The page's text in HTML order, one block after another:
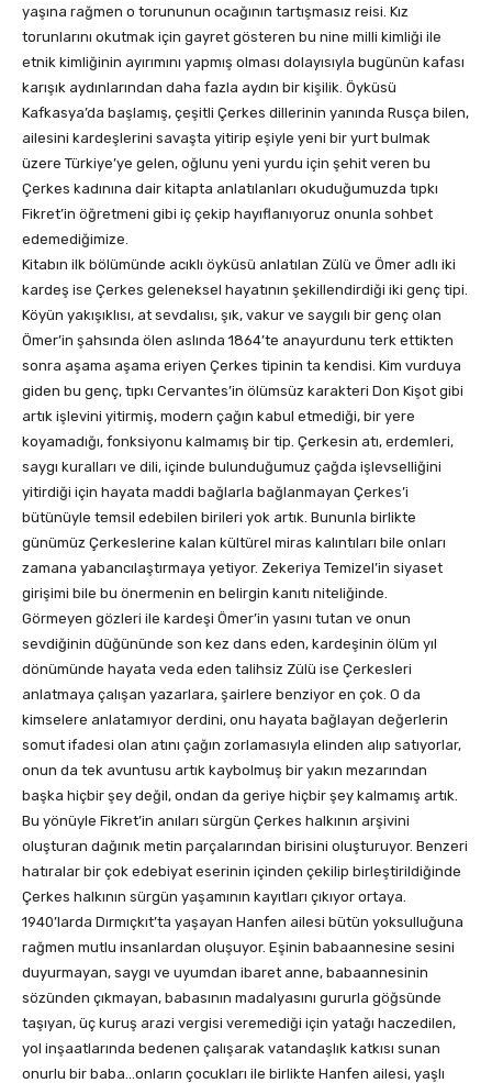
yaşına rağmen o torununun ocağının tartışmasız reisi. Kız
torunlarını okutmak için gayret gösteren bu nine milli kimliği ile
etnik kimliğinin ayırımını yapmış olması dolayısıyla bugünün kafası
karışık aydınlarından daha fazla aydın bir kişilik. Öyküsü
Kafkasya’da başlamış, çeşitli Çerkes dillerinin yanında Rusça bilen,
ailesini kardeşlerini savaşta yitirip eşiyle yeni bir yurt bulmak
üzere Türkiye’ye gelen, oğlunu yeni yurdu için şehit veren bu
Çerkes kadınına dair kitapta anlatılanları okuduğumuzda tıpkı
Fikret’in öğretmeni gibi iç çekip hayıflanıyoruz onunla sohbet
edemediğimize.
Kitabın ilk bölümünde acıklı öyküsü anlatılan Zülü ve Ömer adlı iki
kardeş ise Çerkes geleneksel hayatının şekillendirdiği iki genç tipi.
Köyün yakışıklısı, at sevdalısı, şık, vakur ve saygılı bir genç olan
Ömer’in şahsında ölen aslında 1864’te anayurdunu terk ettikten
sonra aşama aşama eriyen Çerkes tipinin ta kendisi. Kim vurduya
giden bu genç, tıpkı Cervantes’in ölümsüz karakteri Don Kişot gibi
artık işlevini yitirmiş, modern çağın kabul etmediği, bir yere
koyamadığı, fonksiyonu kalmamış bir tip. Çerkesin atı, erdemleri,
saygı kuralları ve dili, içinde bulunduğumuz çağda işlevselliğini
yitirdiği için hayata maddi bağlarla bağlanmayan Çerkes’i
bütünüyle temsil edebilen birileri yok artık. Bununla birlikte
günümüz Çerkeslerine kalan kültürel miras kalıntıları bile onları
zamana yabancılaştırmaya yetiyor. Zekeriya Temizel’in siyaset
girişimi bile bu önermenin en belirgin kanıtı niteliğinde.
Görmeyen gözleri ile kardeşi Ömer’in yasını tutan ve onun
sevdiğinin düğününde son kez dans eden, kardeşinin ölüm yıl
dönümünde hayata veda eden talihsiz Zülü ise Çerkesleri
anlatmaya çalışan yazarlara, şairlere benziyor en çok. O da
kimselere anlatamıyor derdini, onu hayata bağlayan değerlerin
somut ifadesi olan atını çağın zorlamasıyla elinden alıp satıyorlar,
onun da tek avuntusu artık kaybolmuş bir yakın mezarından
başka hiçbir şey değil, ondan da geriye hiçbir şey kalmamış artık.
Bu yönüyle Fikret’in anıları sürgün Çerkes halkının arşivini
oluşturan dağınık metin parçalarından birisini oluşturuyor. Benzeri
hatıralar bir çok edebiyat eserinin içinden çekilip birleştirildiğinde
Çerkes halkının sürgün yaşamının kayıtları çıkıyor ortaya.
1940’larda Dırmıçkıt’ta yaşayan Hanfen ailesi bütün yoksulluğuna
rağmen mutlu insanlardan oluşuyor. Eşinin babaannesine sesini
duyurmayan, saygı ve uyumdan ibaret anne, babaannesinin
sözünden çıkmayan, babasının madalyasını gururla göğsünde
taşıyan, üç kuruş arazi vergisi veremediği için yatağı haczedilen,
yol inşaatlarında bedenen çalışarak vatandaşlık katkısı sunan
onurlu bir baba…onların çocukları ile birlikte Hanfen ailesi, yaşlı